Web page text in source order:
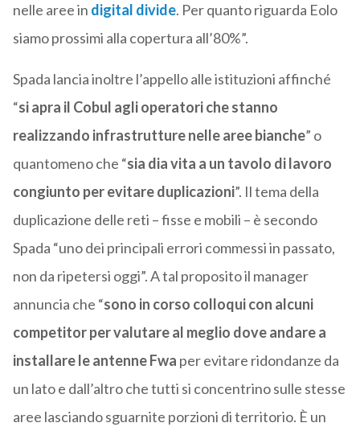
nelle aree in digital divide. Per quanto riguarda Eolo
siamo prossimi alla copertura all’80%”.
Spada lancia inoltre l’appello alle istituzioni affinché
“si apra il Cobul agli operatori che stanno
realizzando infrastrutture nelle aree bianche” o
quantomeno che “sia dia vita a un tavolo di lavoro
congiunto per evitare duplicazioni”. Il tema della
duplicazione delle reti – fisse e mobili – è secondo
Spada “uno dei principali errori commessi in passato,
non da ripetersi oggi”. A tal proposito il manager
annuncia che “sono in corso colloqui con alcuni
competitor per valutare al meglio dove andare a
installare le antenne Fwa per evitare ridondanze da
un lato e dall’altro che tutti si concentrino sulle stesse
aree lasciando sguarnite porzioni di territorio. È un